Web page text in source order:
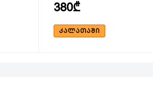
380₾
ᲙᲐᲚᲐᲗᲐᲨᲘ